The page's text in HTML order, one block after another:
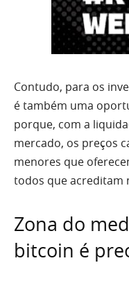
Contudo, para os
é também uma
porque, com a
mercado, os preços
menores que
todos que acreditam
Zona do
bitcoin é